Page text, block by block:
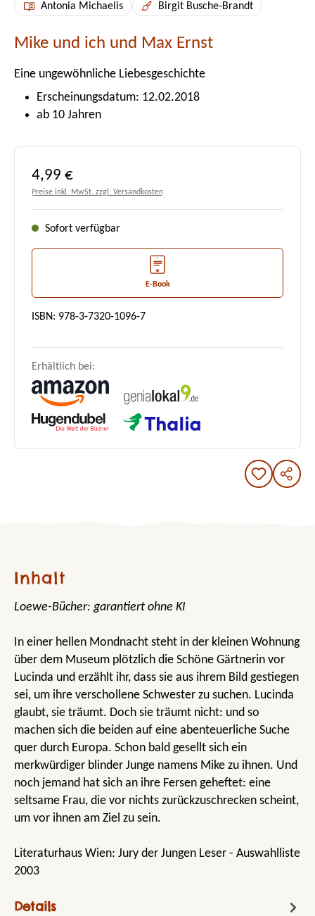
Antonia Michaelis Birgit Busche-Brandt
Mike und ich und Max Ernst
Eine ungewöhnliche Liebesgeschichte
Erscheinungsdatum: 12.02.2018
ab 10 Jahren
Regulärer Preis:
4,99 €
Preise inkl. MwSt. zzgl. Versandkosten
Sofort verfügbar
E-Book
ISBN: 978-3-7320-1096-7
Erhältlich bei:
Inhalt
Loewe-Bücher: garantiert ohne KI
In einer hellen Mondnacht steht in der kleinen Wohnung
über dem Museum plötzlich die Schöne Gärtnerin vor
Lucinda und erzählt ihr, dass sie aus ihrem Bild gestiegen
sei, um ihre verschollene Schwester zu suchen. Lucinda
glaubt, sie träumt. Doch sie träumt nicht: und so
machen sich die beiden auf eine abenteuerliche Suche
quer durch Europa. Schon bald gesellt sich ein
merkwürdiger blinder Junge namens Mike zu ihnen. Und
noch jemand hat sich an ihre Fersen geheftet: eine
seltsame Frau, die vor nichts zurückzuschrecken scheint,
um vor ihnen am Ziel zu sein.
Literaturhaus Wien: Jury der Jungen Leser - Auswahlliste
2003
Details